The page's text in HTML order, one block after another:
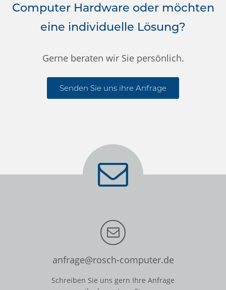
Computer Hardware oder möchten
eine individuelle Lösung?
Gerne beraten wir Sie persönlich.
Senden Sie uns ihre Anfrage
anfrage@rosch-computer.de
Schreiben Sie uns gern Ihre Anfrage